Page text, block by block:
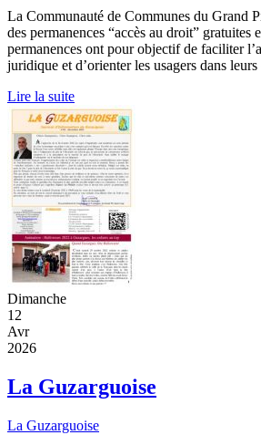
La Communauté de Communes du Grand
des permanences “accès au droit” gratuites
permanences ont pour objectif de faciliter
juridique et d’orienter les usagers dans
Lire la suite
Dimanche
12
Avr
2026
La Guzarguoise
La Guzarguoise